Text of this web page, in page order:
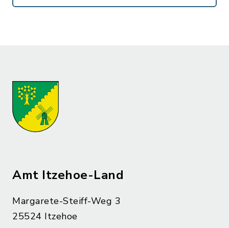
Amt Itzehoe-Land
Margarete-Steiff-Weg 3
25524 Itzehoe